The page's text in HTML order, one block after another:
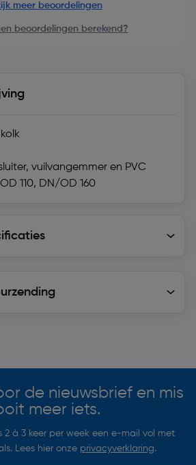
meer beoordelingen
beoordelingen berekend?
vuilvangemmer en PVC
110, DN/OD 160
de nieuwsbrief en mis
meer iets.
à 3 keer per week een e-mail vol met
Lees hier onze privacyverklaring.